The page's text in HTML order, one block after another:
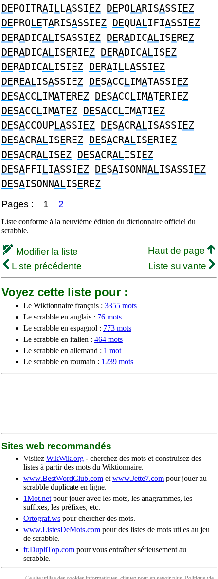
DEPOITRAILLASSIEZ DEPOLARISASSIEZ
DEPROLETARISASSIEZ DEQUALIFIASSIEZ
DERADICALISASSIEZ DERADICALISEREZ
DERADICALISERIEZ DERADICALISEZ
DERADICALISIEZ DERAILLASSIEZ
DEREALISASSIEZ DESACCLIMATASSIEZ
DESACCLIMATEREZ DESACCLIMATERIEZ
DESACCLIMATEZ DESACCLIMATIEZ
DESACCOUPLASSIEZ DESACRALISASSIEZ
DESACRALISEREZ DESACRALISERIEZ
DESACRALISEZ DESACRALISIEZ
DESAFFILIASSIEZ DESAISONNALISASSIEZ
DESAISONNALISEREZ
Pages : 1 2
Liste conforme à la neuvième édition du dictionnaire officiel du
scrabble.
Modifier la liste
Haut de page
Liste précédente
Liste suivante
Voyez cette liste pour :
Le Wiktionnaire français : 3355 mots
Le scrabble en anglais : 76 mots
Le scrabble en espagnol : 773 mots
Le scrabble en italien : 464 mots
Le scrabble en allemand : 1 mot
Le scrabble en roumain : 1239 mots
Sites web recommandés
Visitez WikWik.org - cherchez des mots et construisez des
listes à partir des mots du Wiktionnaire.
www.BestWordClub.com et www.Jette7.com pour jouer au
scrabble duplicate en ligne.
1Mot.net pour jouer avec les mots, les anagrammes, les
suffixes, les préfixes, etc.
Ortograf.ws pour chercher des mots.
www.ListesDeMots.com pour des listes de mots utiles au jeu
de scrabble.
fr.DupliTop.com pour vous entraîner sérieusement au
scrabble.